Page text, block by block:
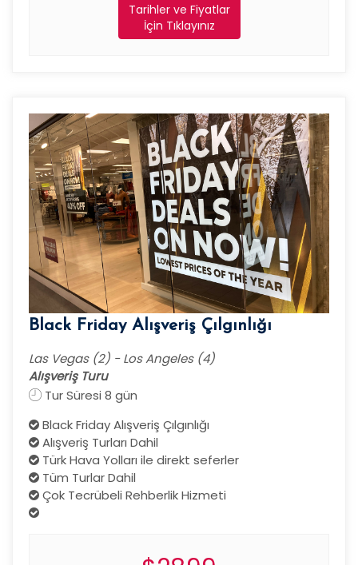
Tarihler ve Fiyatlar
İçin Tıklayınız
Black Friday Alışveriş Çılgınlığı
Las Vegas (2) - Los Angeles (4)
Alışveriş Turu
Tur Süresi 8 gün
Black Friday Alışveriş Çılgınlığı
Alışveriş Turları Dahil
Türk Hava Yolları ile direkt seferler
Tüm Turlar Dahil
Çok Tecrübeli Rehberlik Hizmeti